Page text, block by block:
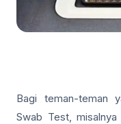
Bagi teman-teman
Swab Test,